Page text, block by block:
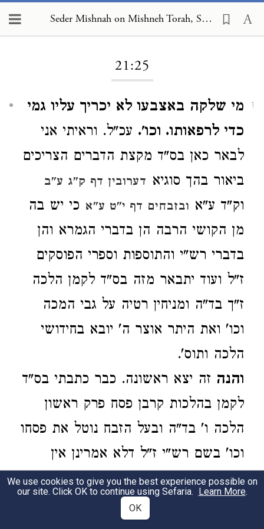
Seder Mishnah on Mishneh Torah, Sabbath 21:25
21:25
1
מי שלקה באצבעו לא יכריך עליו גמי
כדי לרפאותו. וכו'. עכ"ל. וראיתי אני
לבאר כאן בס"ד מקצת הדברים הצריכים
ביאור בהך סוגיא דערובין דף ק"ג ע"ב
וק"ד ע"א ובזבחים דף י"ט ע"א כי יש בה
מן הקושי הרבה הן בדברי הגמרא והן
בדברי רש"י והתוספות וספרי הפוסקים
ז"ל ועוד יתבאר מזה בס"ד לקמן הלכה
ז"ך בד"ה ומניחין רטיה על גבי המכה
וכו' ואת היתר אוצר ה' יובא בחידושי
הלכה ותוס'.
והנה זה יצא ראשונה. כבר כתבתי בס"ד
לקמן בהלכות קרבן פסח פרק ראשון
הלכה ו' בד"ה ובעל הזבח נוטל את פסחו
וכו' בשם רש"י ז"ל דלא אמרינן אין
שבות במקדש אלא דוקא כשאינו צריך
לעבור אלא על שבות אחד. אבל לא כן
We use cookies to give you the best experience possible on
our site. Click OK to continue using Sefaria. Learn More.
OK